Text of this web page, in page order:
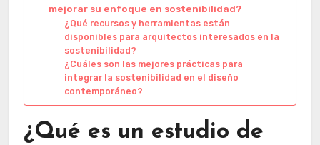
mejorar su enfoque en sostenibilidad?
¿Qué recursos y herramientas están
disponibles para arquitectos interesados en la
sostenibilidad?
¿Cuáles son las mejores prácticas para
integrar la sostenibilidad en el diseño
contemporáneo?
¿Qué es un estudio de